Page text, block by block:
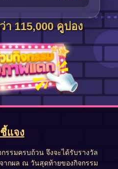
า 115,000 คูปอง
แจง
รรมครบถ้วน จึงจะได้รับรางวัล
ากผล ณ วันสุดท้ายของกิจกรรม